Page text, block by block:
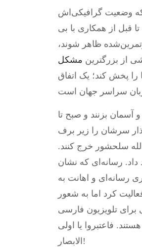
که وضعیت گرافیکی‌اش
قبل از همکاری با بی
ظاهر شوند،
از بزرگترین مشکل
را پخش کند؛ یک اتفاق
بزنند و صبح تا
سرشان را زیر برف
سلحشور خرج کنند.
داد. رسانه‌ای که نشان
رسانه‌ای و اهانت به
کرد اما به شعور
تلویزیون فارسی
فاعتبروا یا اولی
الابصار!